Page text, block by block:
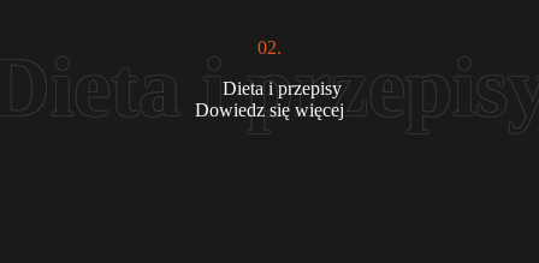
02.
Dieta i przepisy
Dowiedz się więcej